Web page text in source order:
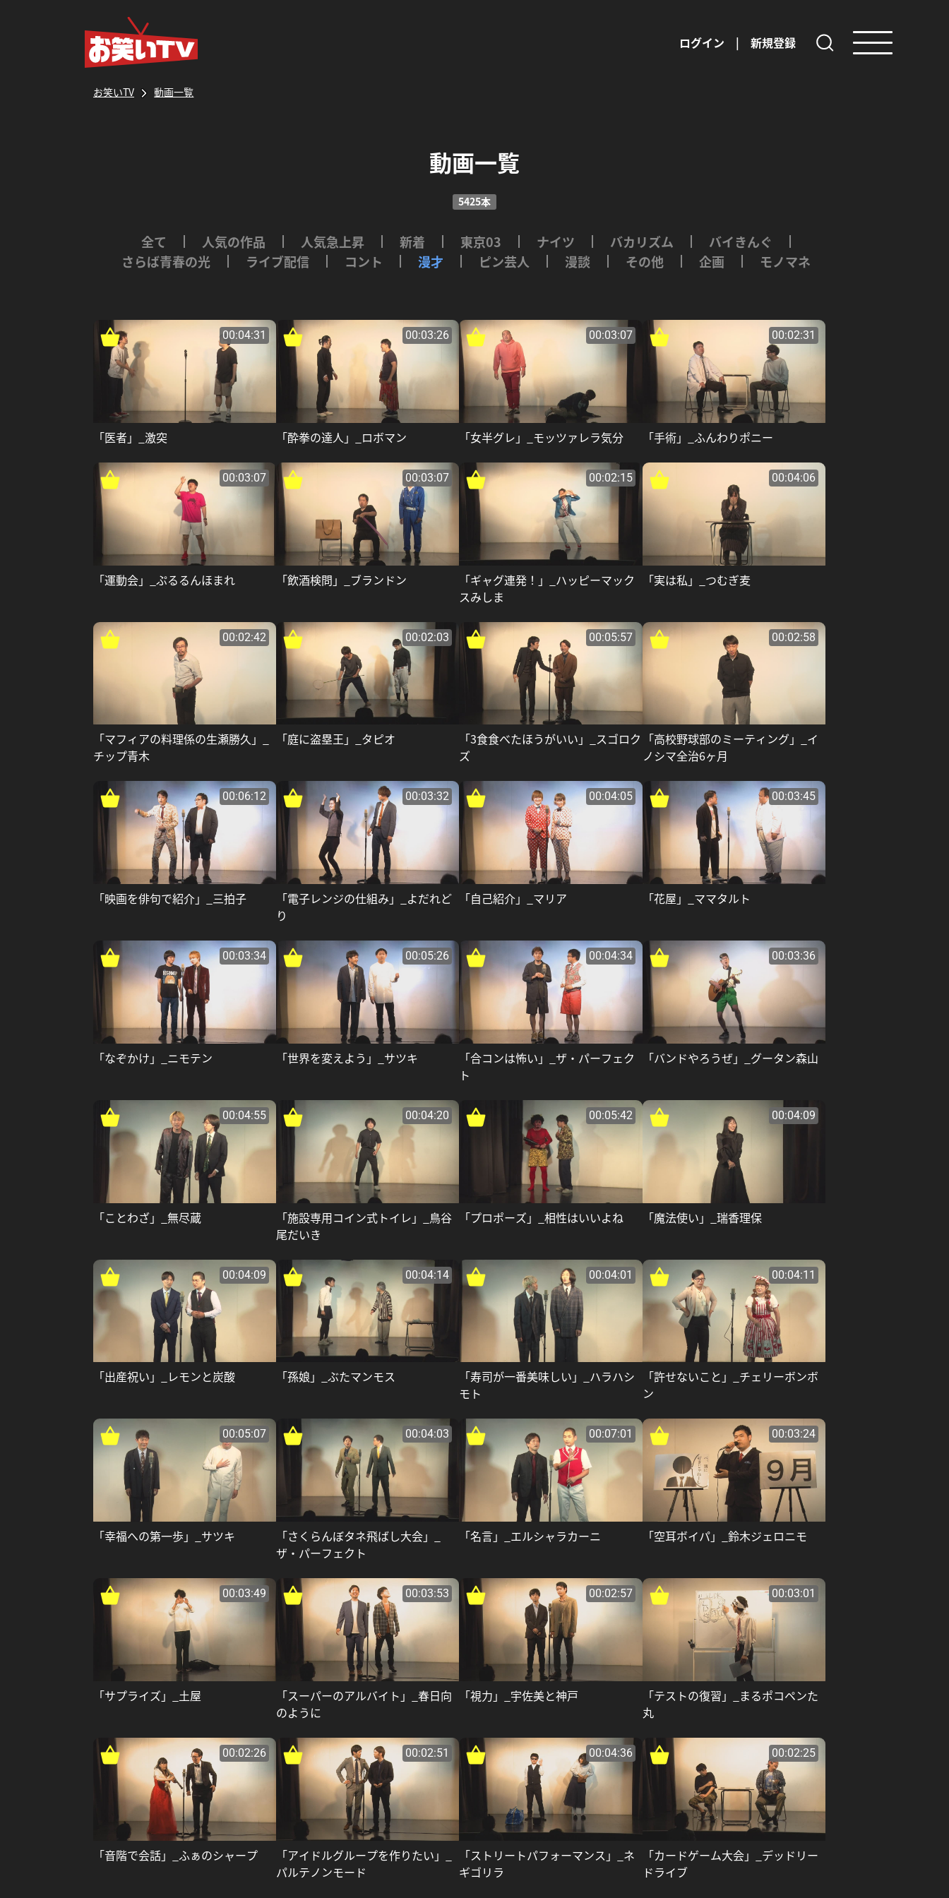
ログイン | 新規登録
お笑いTV 動画一覧
動画一覧
5425本
全て 人気の作品 人気急上昇 新着 東京03 ナイツ バカリズム
バイきんぐ
さらば青春の光
ライブ配信 コント 漫才 ピン芸人 漫談 その他 企画 モノマネ
00:04:31
「医者」_激突
00:03:26
「酔拳の達人」_ロボマン
00:03:07
「女半グレ」_モッツァレラ気分
00:02:31
「手術」_ふんわりポニー
00:03:07
「運動会」_ぷるるんほまれ
00:03:07
「飲酒検問」_ブランドン
00:02:15
「ギャグ連発！」_ハッピーマック
スみしま
00:04:06
「実は私」_つむぎ麦
00:02:42
「マフィアの料理係の生瀬勝久」_
チップ青木
00:02:03
「庭に盗塁王」_タピオ
00:05:57
「3食食べたほうがいい」_スゴロク
ズ
00:02:58
「高校野球部のミーティング」_イ
ノシマ全治6ヶ月
00:06:12
「映画を俳句で紹介」_三拍子
00:03:32
「電子レンジの仕組み」_よだれど
り
00:04:05
「自己紹介」_マリア
00:03:45
「花屋」_ママタルト
00:03:34
「なぞかけ」_ニモテン
00:05:26
「世界を変えよう」_サツキ
00:04:34
「合コンは怖い」_ザ・パーフェク
ト
00:03:36
「バンドやろうぜ」_グータン森山
00:04:55
「ことわざ」_無尽蔵
00:04:20
「施設専用コイン式トイレ」_鳥谷
尾だいき
00:05:42
「プロポーズ」_相性はいいよね
00:04:09
「魔法使い」_瑞香理保
00:04:09
「出産祝い」_レモンと炭酸
00:04:14
「孫娘」_ぶたマンモス
00:04:01
「寿司が一番美味しい」_ハラハシ
モト
00:04:11
「許せないこと」_チェリーボンボ
ン
00:05:07
「幸福への第一歩」_サツキ
00:04:03
「さくらんぼタネ飛ばし大会」_
ザ・パーフェクト
00:07:01
「名言」_エルシャラカーニ
00:03:24
「空耳ボイパ」_鈴木ジェロニモ
00:03:49
「サプライズ」_土屋
00:03:53
「スーパーのアルバイト」_春日向
のように
00:02:57
「視力」_宇佐美と神戸
00:03:01
「テストの復習」_まるポコペンた
丸
00:02:26
「音階で会話」_ふぁのシャープ
00:02:51
「アイドルグループを作りたい」_
パルテノンモード
00:04:36
「ストリートパフォーマンス」_ネ
ギゴリラ
00:02:25
「カードゲーム大会」_デッドリー
ドライブ